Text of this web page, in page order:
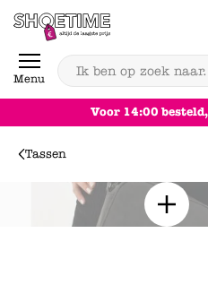
Skip to content
Menu
Voor 14:00
Tassen